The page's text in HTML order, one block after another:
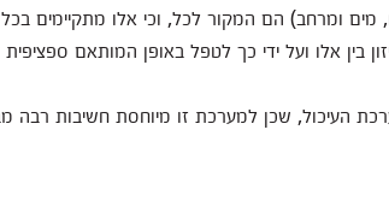
ומרחב) הם המקור לכל, וכי אלו מתקיימים
בין אלו ועל ידי כך לטפל באופן המותאם
העיכול, שכן למערכת זו מיוחסת חשיבות רבה